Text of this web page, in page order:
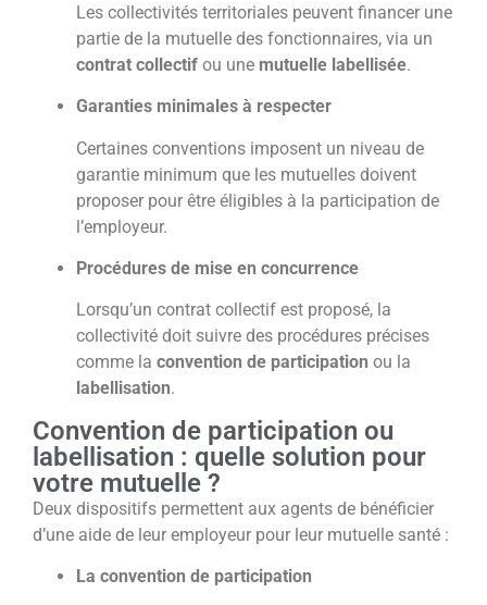
Les collectivités territoriales peuvent financer une
partie de la mutuelle des fonctionnaires, via un
contrat collectif ou une mutuelle labellisée.
Garanties minimales à respecter
Certaines conventions imposent un niveau de
garantie minimum que les mutuelles doivent
proposer pour être éligibles à la participation de
l’employeur.
Procédures de mise en concurrence
Lorsqu’un contrat collectif est proposé, la
collectivité doit suivre des procédures précises
comme la convention de participation ou la
labellisation.
Convention de participation ou
labellisation : quelle solution pour
votre mutuelle ?
Deux dispositifs permettent aux agents de bénéficier
d’une aide de leur employeur pour leur mutuelle santé :
La convention de participation